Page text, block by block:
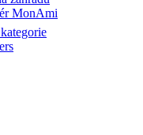
MonAmi